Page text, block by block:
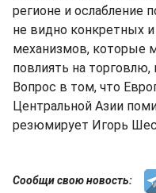
регионе и ослабление
не видно конкретных
механизмов, которые
повлиять на
Вопрос в том, что
Центральной Азии
резюмирует Игорь
Сообщи свою новость: